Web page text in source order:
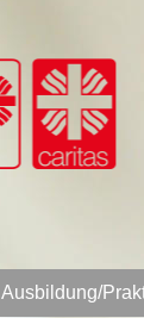
Ausbildung/